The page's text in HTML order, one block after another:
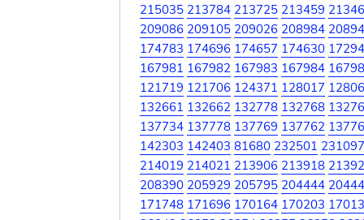
215035 213784 213725 213459
209086 209105 209026 208984
174783 174696 174657 174630
167981 167982 167983 167984
121719 121706 124371 128017
132661 132662 132778 132768
137734 137778 137769 137762
142303 142403 81680 232501 231097
214019 214021 213906 213918
208390 205929 205795 204444
171748 171696 170164 170203